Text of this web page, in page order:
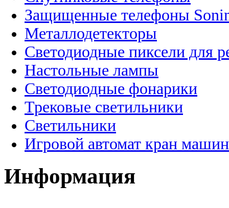
Защищенные телефоны
Металлодетекторы
Светодиодные пиксели для
Настольные лампы
Светодиодные фонарики
Трековые светильники
Светильники
Игровой автомат кран
Информация